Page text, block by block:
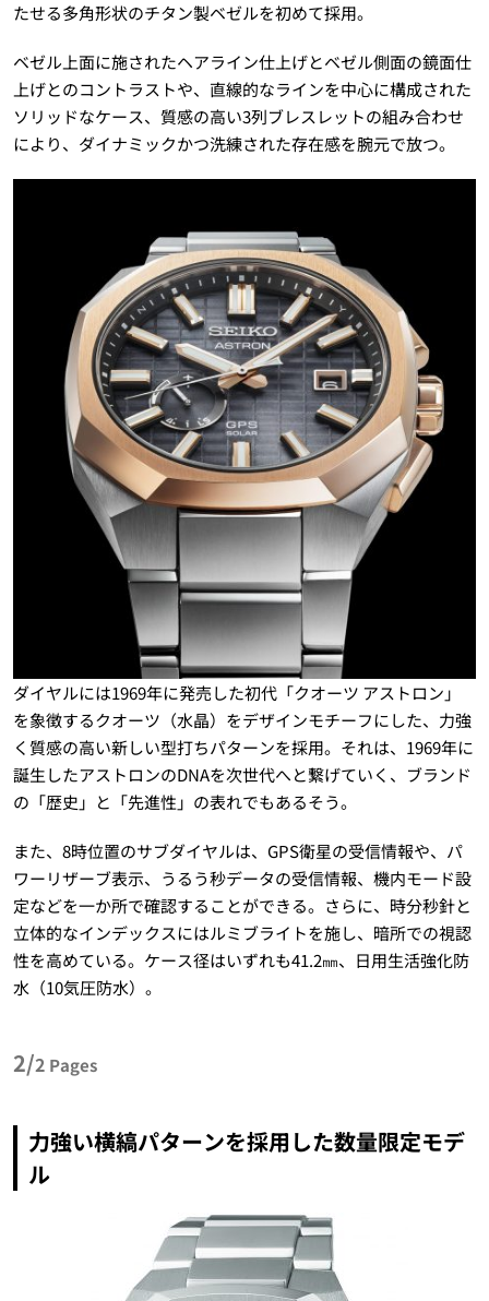
たせる多角形状のチタン製ベゼルを初めて採用。
ベゼル上面に施されたヘアライン仕上げとベゼル側面の鏡面仕
上げとのコントラストや、直線的なラインを中心に構成された
ソリッドなケース、質感の高い3列ブレスレットの組み合わせ
により、ダイナミックかつ洗練された存在感を腕元で放つ。
ダイヤルには1969年に発売した初代「クオーツ アストロン」
を象徴するクオーツ（水晶）をデザインモチーフにした、力強
く質感の高い新しい型打ちパターンを採用。それは、1969年に
誕生したアストロンのDNAを次世代へと繋げていく、ブランド
の「歴史」と「先進性」の表れでもあるそう。
また、8時位置のサブダイヤルは、GPS衛星の受信情報や、パ
ワーリザーブ表示、うるう秒データの受信情報、機内モード設
定などを一か所で確認することができる。さらに、時分秒針と
立体的なインデックスにはルミブライトを施し、暗所での視認
性を高めている。ケース径はいずれも41.2㎜、日用生活強化防
水（10気圧防水）。
2/2 Pages
力強い横縞パターンを採用した数量限定モデ
ル